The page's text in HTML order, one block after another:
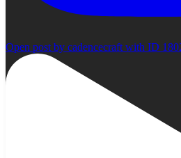
Open post by cadencecraft with ID